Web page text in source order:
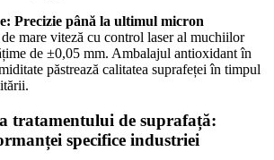
Precizie până la ultimul micron
mare viteză cu control laser al muchiilor
de ±0,05 mm. Ambalajul antioxidant în
păstrează calitatea suprafeței în timpul
tratamentului de suprafață:
specifice industriei